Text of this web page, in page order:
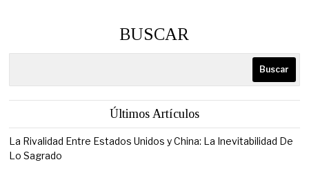
BUSCAR
Buscar
Últimos Artículos
La Rivalidad Entre Estados Unidos y China: La Inevitabilidad De
Lo Sagrado